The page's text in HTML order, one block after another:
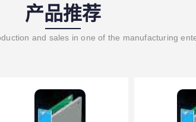
产品推荐
and sales in one of the manufacturing